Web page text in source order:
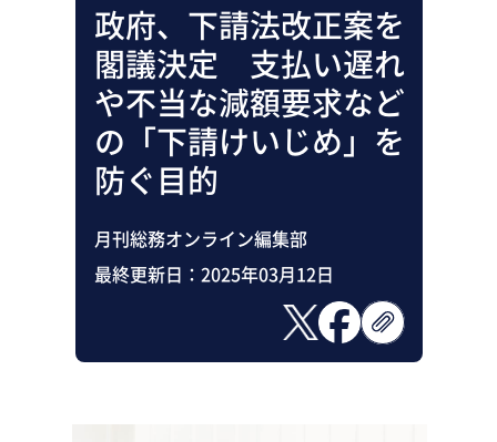
政府、下請法改正案を
閣議決定 支払い遅れ
や不当な減額要求など
の「下請けいじめ」を
防ぐ目的
月刊総務オンライン編集部
最終更新日： 2025年03月12日